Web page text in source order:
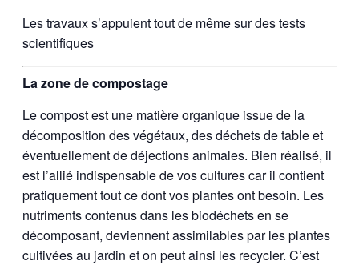
Les travaux s’appuient tout de même sur des tests
scientifiques
La zone de compostage
Le compost est une matière organique issue de la
décomposition des végétaux, des déchets de table et
éventuellement de déjections animales. Bien réalisé, il
est l’allié indispensable de vos cultures car il contient
pratiquement tout ce dont vos plantes ont besoin. Les
nutriments contenus dans les biodéchets en se
décomposant, deviennent assimilables par les plantes
cultivées au jardin et on peut ainsi les recycler. C’est